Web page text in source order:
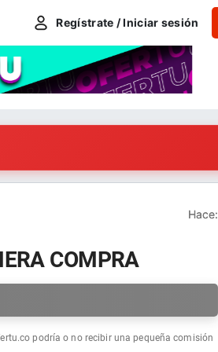
Regístrate / Iniciar sesión
Hace:
COMPRA
podría o no recibir una pequeña comisión